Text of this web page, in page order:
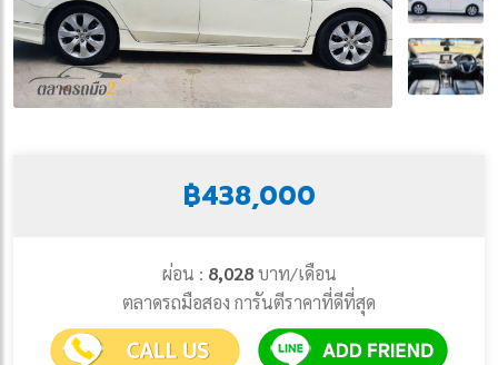
฿438,000
ผ่อน : 8,028บาท/เดือน
ตลาดรถมือสอง การันตีราคาที่ดีที่สุด